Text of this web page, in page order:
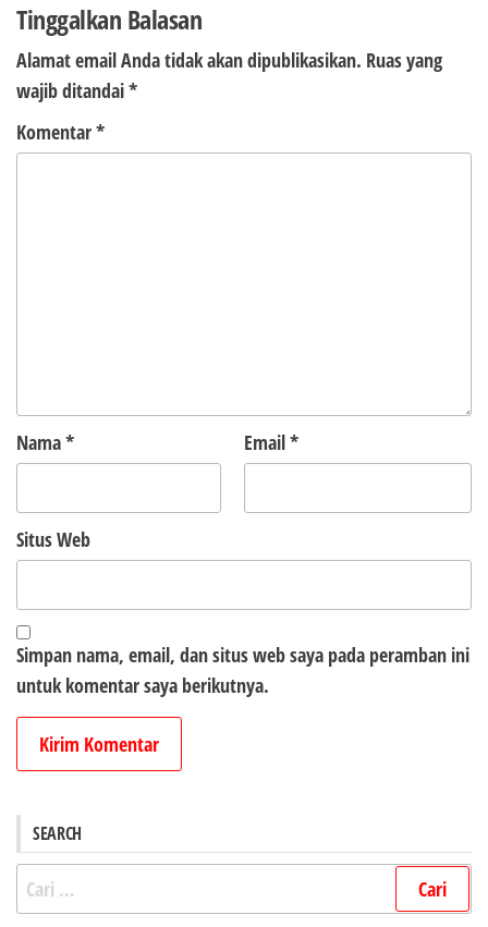
Tinggalkan Balasan
Alamat email Anda tidak akan dipublikasikan. Ruas yang
wajib ditandai*
Komentar*
Nama* Email*
Situs Web
Simpan nama, email, dan situs web saya pada peramban ini
untuk komentar saya berikutnya.
SEARCH
Cari
untuk: